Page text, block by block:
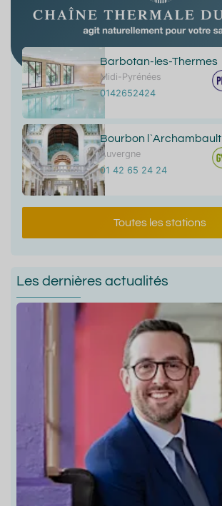
Barbotan-les-Thermes
Midi-Pyrénées
0142652424
Bourbon l`Archambault
Auvergne
01 42 65 24 24
Toutes les stations
Les dernières actualités